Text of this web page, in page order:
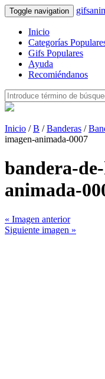
Toggle navigation
Inicio
Categorías
Gifs Populares
Ayuda
Recomiéndanos
Inicio /B /Banderas /
imagen-animada-0007
bandera-
animada-
« Imagen anterior
Siguiente imagen »